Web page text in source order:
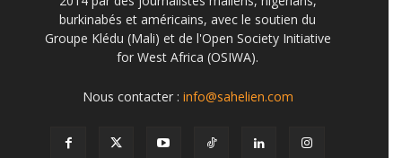
burkinabés et américains, avec le soutien du
Groupe Klédu (Mali) et de l'Open Society Initiative
for West Africa (OSIWA).
Nous contacter : info@sahelien.com